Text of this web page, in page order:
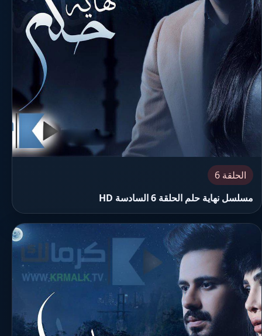
الحلقة 6
مسلسل نهاية حلم الحلقة 6 السادسة HD